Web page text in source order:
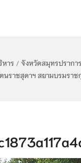
าร / จังหวัดสมุทรปรากา
นราชสุดาฯ สยามบรมรา